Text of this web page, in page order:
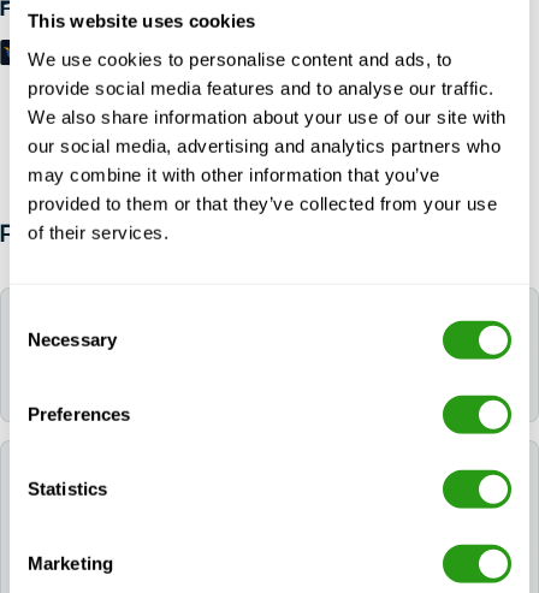
This website uses cookies
We use cookies to personalise content and ads, to
provide social media features and to analyse our traffic.
We also share information about your use of our site with
our social media, advertising and analytics partners who
may combine it with other information that you’ve
provided to them or that they’ve collected from your use
of their services.
Selection
Necessary
Preferences
Statistics
Marketing
Formas de pago
PREGUNTAS FRECUENTES
¿Qué certificados recibiré después de seguir el
curso electrónico sobre transporte de